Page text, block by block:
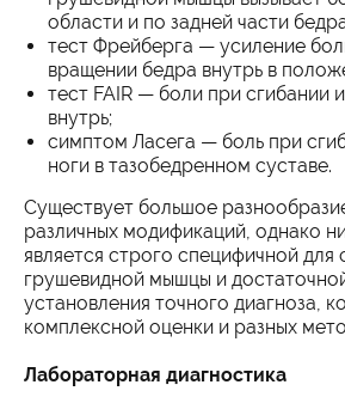
области и по задней части
тест Фрейберга — усиление
вращении бедра внутрь в
тест FAIR — боли при сгибании
внутрь;
симптом Ласега — боль при
ноги в тазобедренном суставе.
Существует большое
различных модификаций, однако
является строго специфичной для
грушевидной мышцы и
установления точного диагноза,
комплексной оценки и разных
Лабораторная диагностика